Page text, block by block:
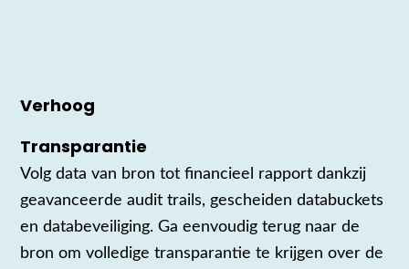
Verhoog
Transparantie
Volg data van bron tot financieel rapport dankzij
geavanceerde audit trails, gescheiden databuckets
en databeveiliging. Ga eenvoudig terug naar de
bron om volledige transparantie te krijgen over de